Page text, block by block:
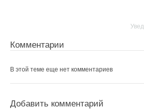
Комментарии
В этой теме еще нет комментариев
Добавить комментарий